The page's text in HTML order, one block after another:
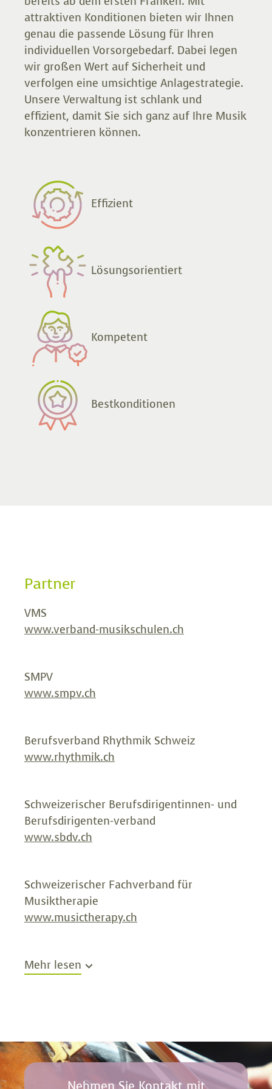
beruflich in den Bereichen Bildung, Musik
und anderen Künsten betätigen, eine
massgeschneiderte Vorsorgelösung für ihre
Einkommen aus einer
Mehrfachbeschäftigung oder aus
selbstständiger Erwerbstätigkeit an.
Die Stiftung «Pensionskasse Musik und
Bildung» ist Mitglied beim Schweizerischen
ASIP-Charta unterstellt.
attraktiven Konditionen bieten wir Ihnen
genau die passende Lösung für Ihren
individuellen Vorsorgebedarf. Dabei legen
wir großen Wert auf Sicherheit und
verfolgen eine umsichtige Anlagestrategie.
Unsere Verwaltung ist schlank und
effizient, damit Sie sich ganz auf Ihre Musik
konzentrieren können.
Effizient
Lösungsorientiert
Kompetent
Bestkonditionen
Partner
VMS
www.verband-musikschulen.ch
SMPV
www.smpv.ch
Berufsverband Rhythmik Schweiz
www.rhythmik.ch
Schweizerischer Berufsdirigentinnen- und
Berufsdirigenten-verband
www.sbdv.ch
Schweizerischer Fachverband für
Musiktherapie
www.musictherapy.ch
Schweizerischer Musikerverband
www.sonart.swiss
Mehr lesen